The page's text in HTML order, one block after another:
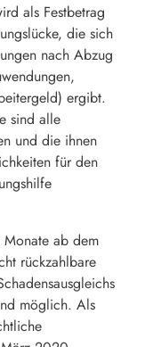
als Festbetrag
die sich
nach Abzug
ergibt.
sind alle
und die ihnen
für den
ab dem
rückzahlbare
möglich. Als